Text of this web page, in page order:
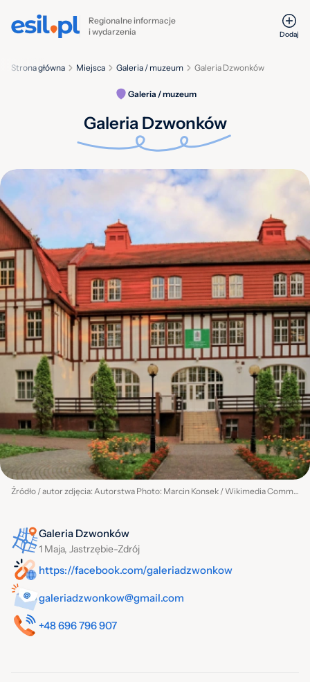
Regionalne informacje
i wydarzenia
Dodaj
Galeria Dzwonków
Galeria / muzeum
Miejsca
Strona główna
Galeria / muzeum
Galeria Dzwonków
Źródło / autor zdjęcia: Autorstwa Photo: Marcin Konsek / Wikimedia Commons, CC BY-SA 4.0, https://commons.wikimedia.org/w/index.php?curid=69226572
Galeria Dzwonków
1 Maja, Jastrzębie-Zdrój
https://facebook.com/galeriadzwonkow
galeriadzwonkow@gmail.com
+48 696 796 907